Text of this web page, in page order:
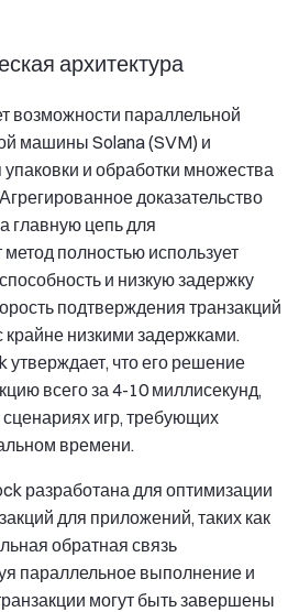
архитектура
возможности параллельной
машины Solana (SVM) и
и обработки множества
доказательство
главную цепь для
полностью использует
и низкую задержку
подтверждения транзакций
крайне низкими задержками.
что его решение
всего за 4-10 миллисекунд,
игр, требующих
времени.
разработана для оптимизации
для приложений, таких как
обратная связь
параллельное выполнение и
могут быть завершены